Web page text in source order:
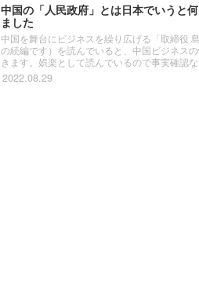
中国の「人民政府」とは日本でいうと
ました
中国を舞台にビジネスを繰り広げる「取締役
の続編です）を読んでいると、中国ビジネス
きます。娯楽として読んでいるので事実確認
2022.08.29